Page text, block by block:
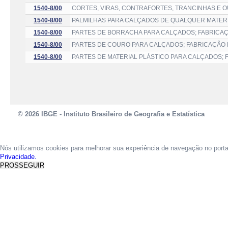
1540-8/00
CORTES, VIRAS, CONTRAFORTES, TRANCINHAS E
1540-8/00
PALMILHAS PARA CALÇADOS DE QUALQUER
1540-8/00
PARTES DE BORRACHA PARA CALÇADOS;
1540-8/00
PARTES DE COURO PARA CALÇADOS; FABRICAÇÃO
1540-8/00
PARTES DE MATERIAL PLÁSTICO PARA CALÇADOS;
© 2026 IBGE - Instituto Brasileiro de Geografia e Estatística
Nós utilizamos cookies para melhorar sua experiência de navegação no
Privacidade.
PROSSEGUIR